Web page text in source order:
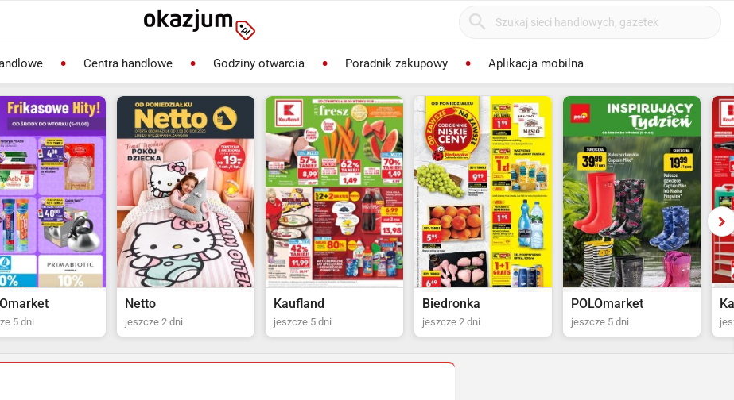
Centra handlowe Godziny otwarcia Poradnik zakupowy Aplikacja mobilna
2 dni
Kaufland
jeszcze 5 dni
Biedronka
jeszcze 2 dni
POLOmarket
jeszcze 5 dni
Kaufland
jeszcze 13 dni